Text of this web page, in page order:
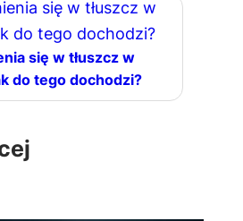
się w tłuszcz w
do tego dochodzi?